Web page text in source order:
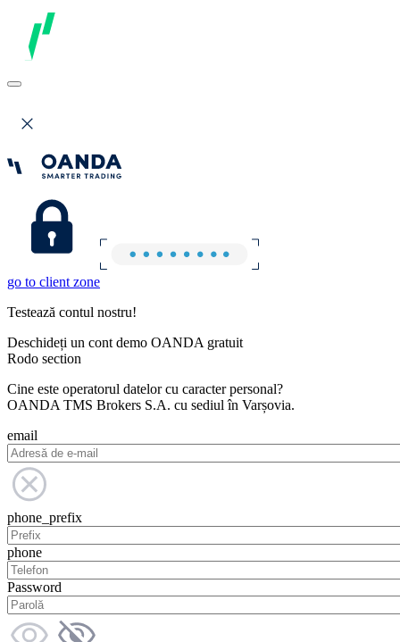
go to client zone
Testează contul nostru!
Deschideți un cont demo OANDA gratuit
Rodo section
Cine este operatorul datelor cu caracter personal?
OANDA TMS Brokers S.A. cu sediul în Varșovia.
email
phone_prefix
phone
Password